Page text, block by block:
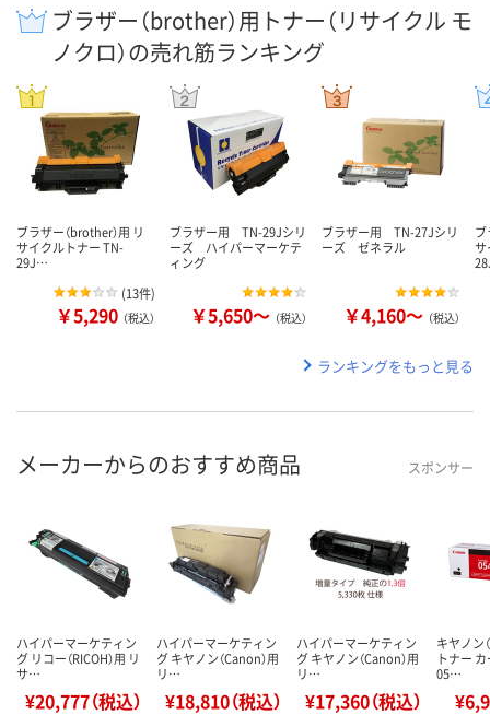
ブラザー（brother）用トナー（リサイクル モ
ノクロ）の売れ筋ランキング
ブラザー（brother）用 リ
サイクルトナー TN-
29J…
(13件)
￥5,290 （税込）
ブラザー用 TN-29Jシリ
ーズ ハイパーマーケテ
ィング
￥5,650～ （税込）
ブラザー用 TN-27Jシリ
ーズ ゼネラル
￥4,160～ （税込）
ブ
サ
ランキングをもっと見る
メーカーからのおすすめ商品 スポンサー
ハイパーマーケティン
グ リコー（RICOH）用 リ
サ…
¥20,777（税込）
ハイパーマーケティン
グ キヤノン（Canon）用
リ…
¥18,810（税込）
ハイパーマーケティン
グ キヤノン（Canon）用
リ…
¥17,360（税込）
キヤノン
トナー
05…